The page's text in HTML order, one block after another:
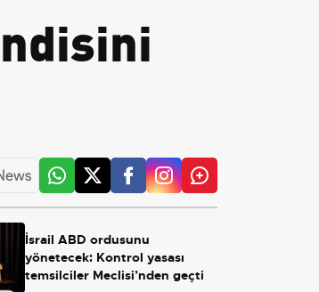
İsrail ABD ordusunu
yönetecek: Kontrol yasası
temsilciler Meclisi’nden geçti